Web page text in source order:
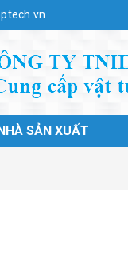
SẢN XUẤT